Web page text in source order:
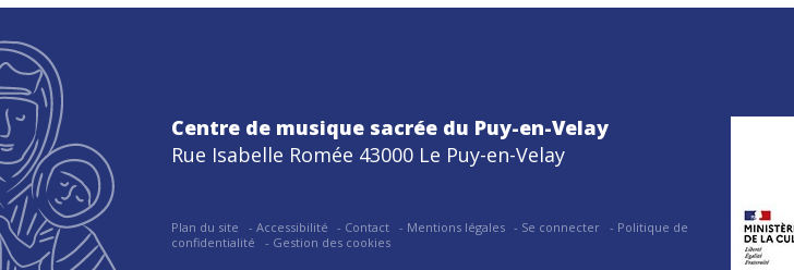
Centre de musique sacrée du Puy-en-Velay
Rue Isabelle Romée 43000 Le Puy-en-Velay
Plan du site Accessibilité Contact Mentions légales Se connecter
Politique de
confidentialité
Gestion des cookies